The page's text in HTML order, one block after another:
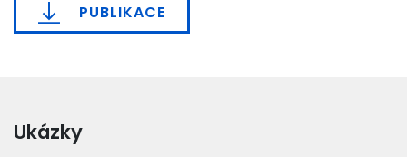
PUBLIKACE
Ukázky